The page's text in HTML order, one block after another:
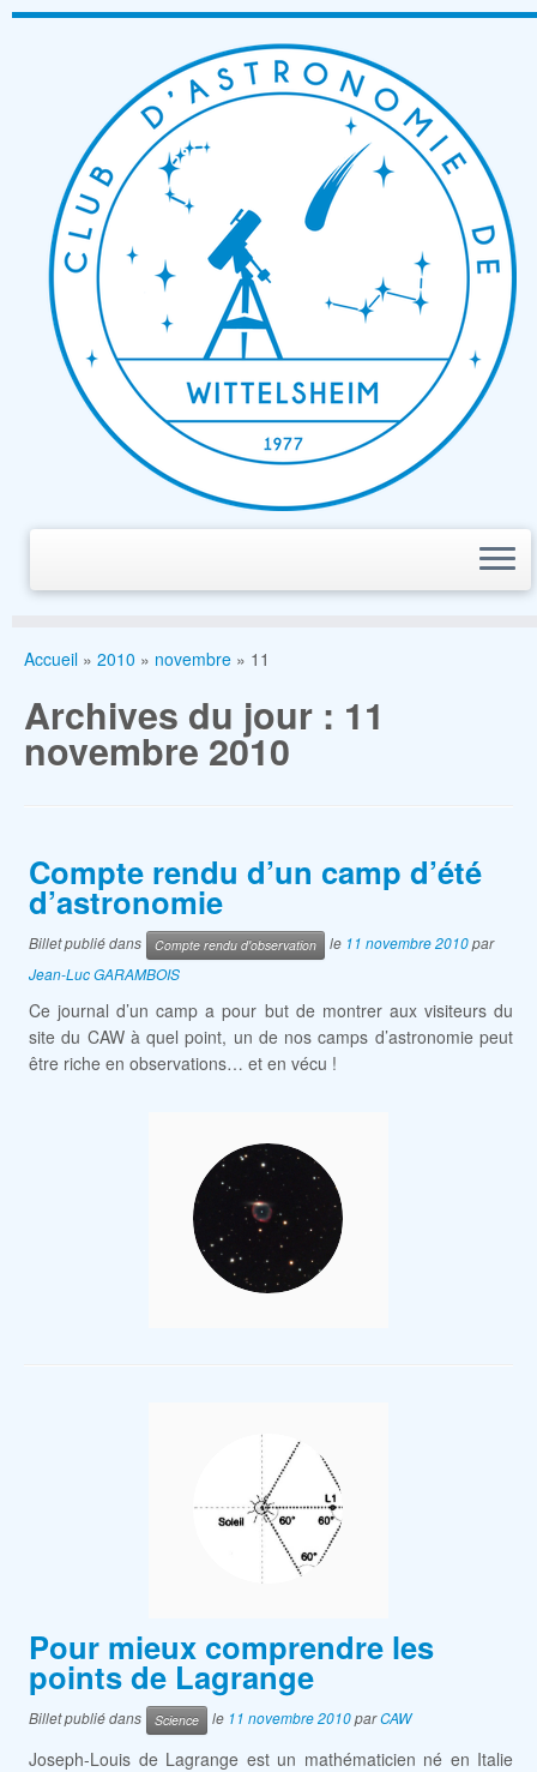
Passer
Accueil » 2010 » novembre » 11
Archives du jour : 11
novembre 2010
Compte rendu d’un camp d’été
d’astronomie
Billet publié dans Compte rendu d'observation le 11 novembre 2010par
Jean-Luc GARAMBOIS
Ce journal d’un camp a pour but de montrer aux visiteurs du
site du CAW à quel point, un de nos camps d’astronomie peut
être riche en observations… et en vécu !
Pour mieux comprendre les
points de Lagrange
Billet publié dans Science le 11 novembre 2010parCAW
Joseph-Louis de Lagrange est un mathématicien né en Italie